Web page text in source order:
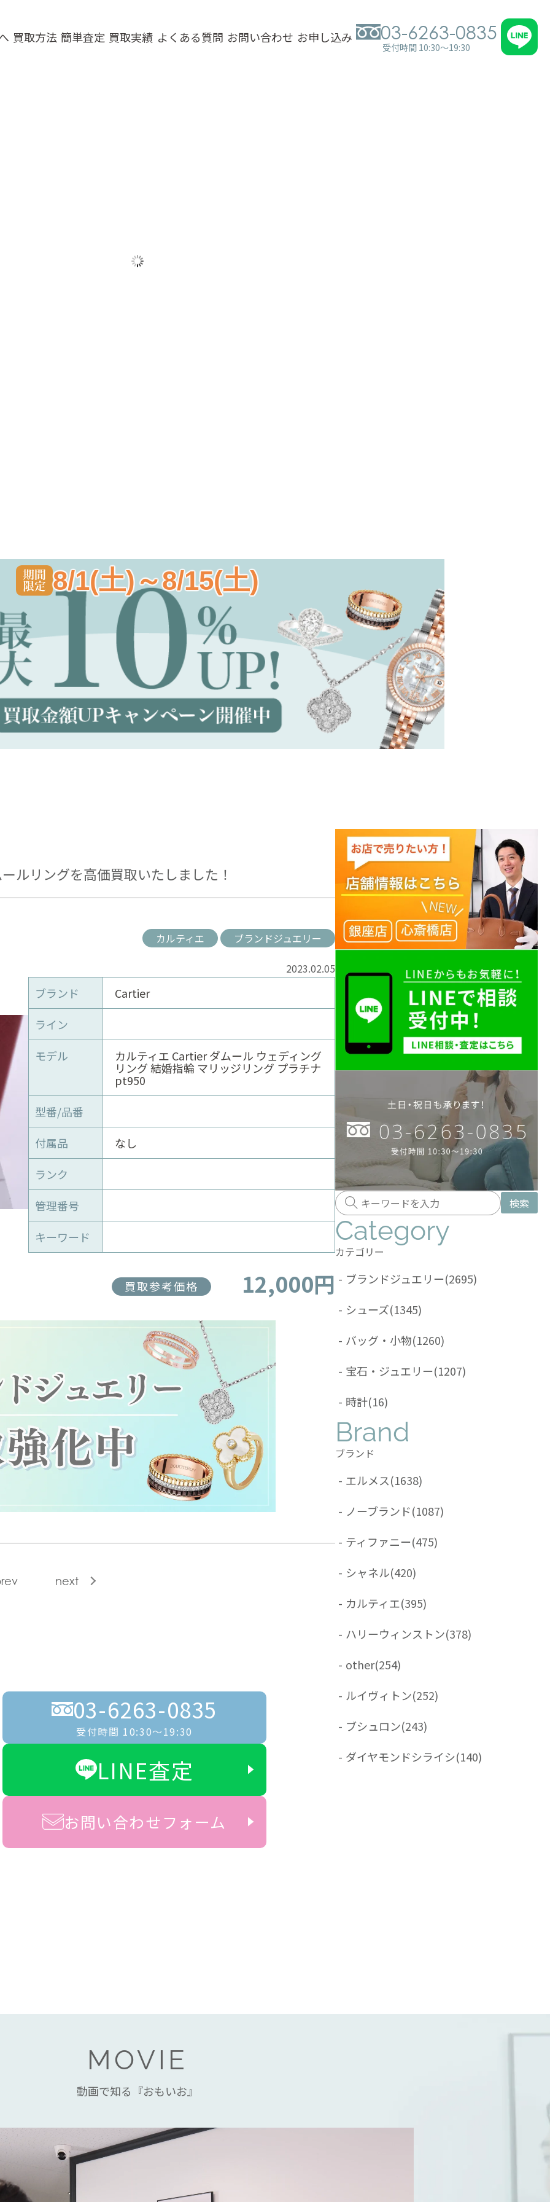
買取方法 簡単査定 買取実績 よくある質問 お問い合わせ お申し込み 03-6263-0835
受付時間 10:30～19:30
8/1(土)～8/15(土)
ルリングを高価買取いたしました！
カルティエ ブランドジュエリー
2023.02.05
ブランド
Cartier
ライン
モデル
カルティエ Cartier ダムール ウェディング
リング 結婚指輪 マリッジリング プラチナ
pt950
型番/品番
付属品
なし
ランク
管理番号
キーワード
買取参考価格 12,000円
next
03-6263-0835
受付時間 10:30〜19:30
LINE査定
お問い合わせフォーム
検索
Category
カテゴリー
- ブランドジュエリー(2695)
- シューズ(1345)
- バッグ・小物(1260)
- 宝石・ジュエリー(1207)
- 時計(16)
Brand
ブランド
- エルメス(1638)
- ノーブランド(1087)
- ティファニー(475)
- シャネル(420)
- カルティエ(395)
- ハリーウィンストン(378)
- other(254)
- ルイヴィトン(252)
- ブシュロン(243)
- ダイヤモンドシライシ(140)
MOVIE
動画で知る『おもいお』